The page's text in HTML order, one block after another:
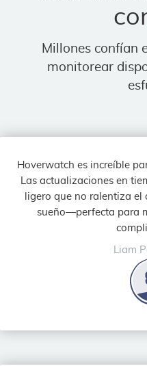
Millones confían
monitorear
Hoverwatch es increíble
Las actualizaciones en
ligero que no ralentiza el
sueño—perfecta para
Liam